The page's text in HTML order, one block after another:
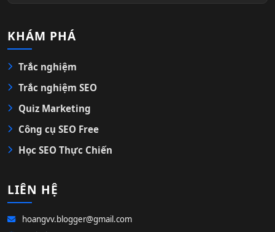
KHÁM PHÁ
Trắc nghiệm
Trắc nghiệm SEO
Quiz Marketing
Công cụ SEO Free
Học SEO Thực Chiến
LIÊN HỆ
hoangvv.blogger@gmail.com